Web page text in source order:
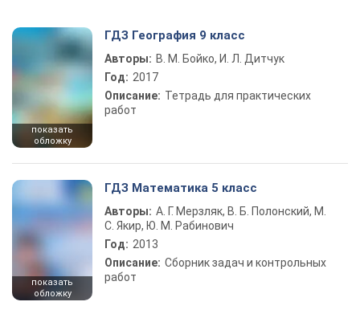
показать
обложку
ГДЗ География 9 класс
Авторы: В. М. Бойко, И. Л. Дитчук
Год: 2017
Описание: Тетрадь для практических
работ
показать
обложку
ГДЗ Математика 5 класс
Авторы: А. Г. Мерзляк, В. Б. Полонский, М.
С. Якир, Ю. М. Рабинович
Год: 2013
Описание: Сборник задач и контрольных
работ